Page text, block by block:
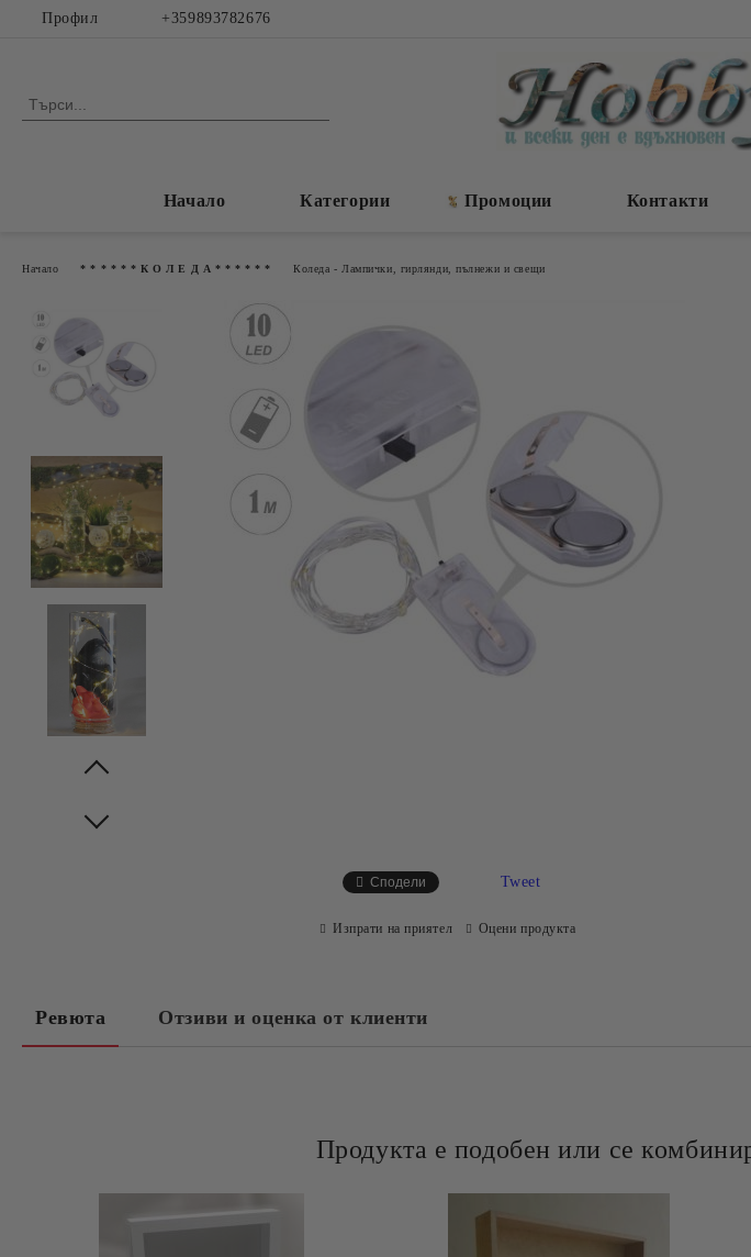
Профил +359893782676
Начало Категории Промоции Контакти
Начало * * * * * * К О Л Е Д А * * * * * * Коледа - Лампички, гирлянди, пълнежи и свещи
Сподели Tweet
Изпрати на приятел Оцени продукта
Ревюта Отзиви и оценка от клиенти
Продукта е подобен или се